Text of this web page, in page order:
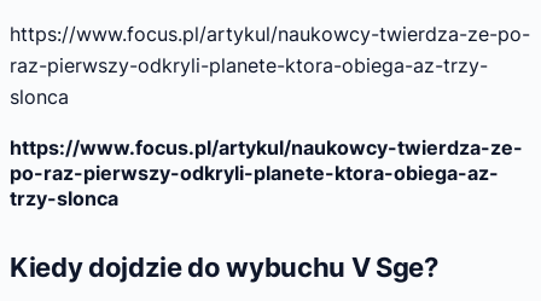
https://www.focus.pl/artykul/naukowcy-twierdza-ze-po-
raz-pierwszy-odkryli-planete-ktora-obiega-az-trzy-
slonca
https://www.focus.pl/artykul/naukowcy-twierdza-ze-
po-raz-pierwszy-odkryli-planete-ktora-obiega-az-
trzy-slonca
Kiedy dojdzie do wybuchu V Sge?